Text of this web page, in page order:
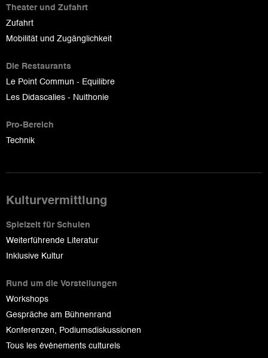
Theater und Zufahrt
Zufahrt
Mobilität und Zugänglichkeit
Die Restaurants
Le Point Commun - Equilibre
Les Didascalies - Nuithonie
Pro-Bereich
Technik
Kulturvermittlung
Spielzeit für Schulen
Weiterführende Literatur
Inklusive Kultur
Rund um die Vorstellungen
Workshops
Gespräche am Bühnenrand
Konferenzen, Podiumsdiskussionen
Tous les événements culturels